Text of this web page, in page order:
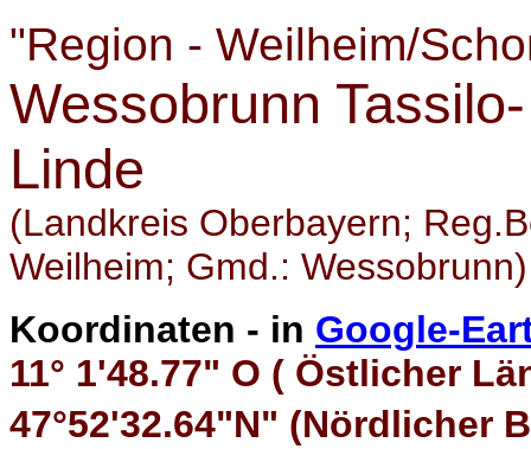
"Region - Weilheim/
Wessobrunn Tassilo-
Linde
(Landkreis Oberbayern;
Weilheim; Gmd.: Wessobrunn)
Koordinaten - in Google-
11° 1'48.77" O ( Östlicher
47°52'32.64"N" (Nördlicher